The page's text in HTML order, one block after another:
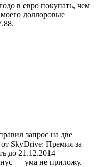
в евро покупать, чем
доллоровые
запрос на две
SkyDrive: Премия за
до 21.12.2014
— ума не приложу.